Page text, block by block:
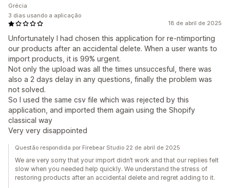
18 de abril de 2025
Unfortunately I had chosen this application for re-ntimporting
our products after an accidental delete. When a user wants to
import products, it is 99% urgent.
Not only the upload was all the times unsuccesful, there was
also a 2 days delay in any questions, finally the problem was
not solved.
So I used the same csv file which was rejected by this
application, and imported them again using the Shopify
classical way
Very very disappointed
Grécia
3 dias usando a aplicação
Questão respondida por Firebear Studio 22 de abril de 2025
We are very sorry that your import didn’t work and that our replies felt
slow when you needed help quickly. We understand the stress of
restoring products after an accidental delete and regret adding to it.